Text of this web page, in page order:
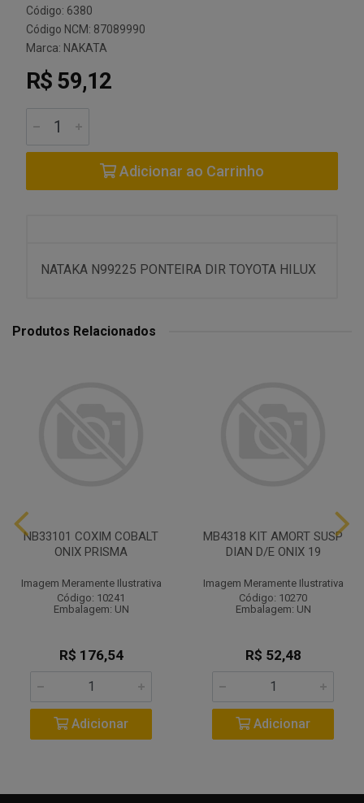
Código: 6380
Código NCM: 87089990
Marca: NAKATA
R$ 59,12
Adicionar ao Carrinho
NATAKA N99225 PONTEIRA DIR TOYOTA HILUX
Produtos Relacionados
NB33101 COXIM COBALT
ONIX PRISMA
Imagem Meramente Ilustrativa
Código: 10241
Embalagem: UN
R$ 176,54
Adicionar
MB4318 KIT AMORT SUSP
DIAN D/E ONIX 19
Imagem Meramente Ilustrativa
Código: 10270
Embalagem: UN
R$ 52,48
Adicionar